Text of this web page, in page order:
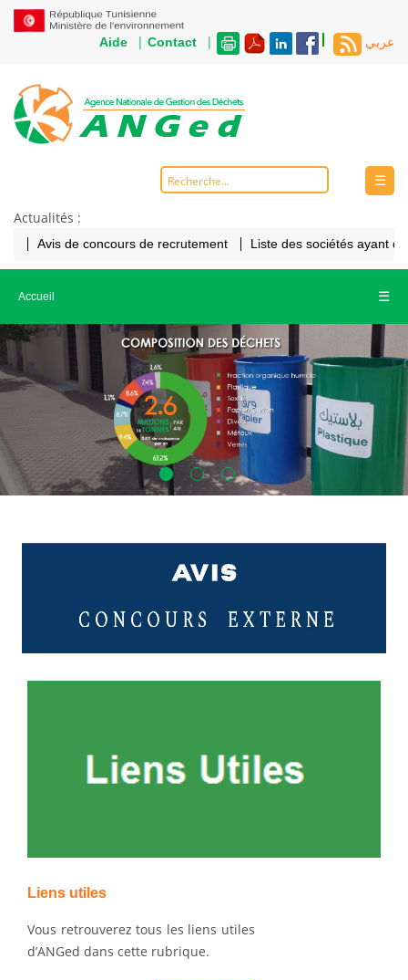
Aide | Contact | عربي
☰
Actualités :
Avis de concours de recrutement Liste des sociétés ayant
Accueil ☰
Liens utiles
Vous retrouverez tous les liens utiles
d’ANGed dans cette rubrique.